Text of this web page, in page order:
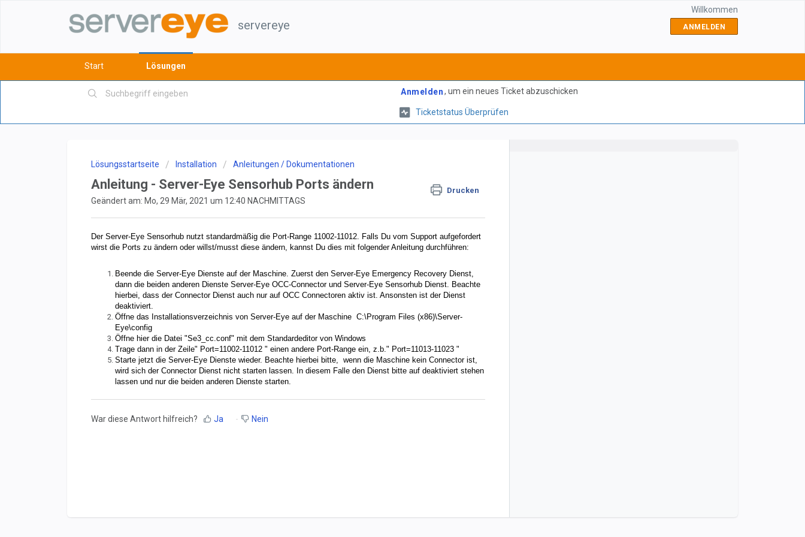
servereye
Willkommen
ANMELDEN
Start Lösungen
Anmelden, um ein neues Ticket abzuschicken
Ticketstatus Überprüfen
Lösungsstartseite Installation Anleitungen / Dokumentationen
Anleitung - Server-Eye Sensorhub Ports ändern Drucken
Geändert am: Mo, 29 Mär, 2021 um 12:40 NACHMITTAGS
Der Server-Eye Sensorhub nutzt standardmäßig die Port-Range 11002-11012. Falls Du vom Support aufgefordert
wirst die Ports zu ändern oder willst/musst diese ändern, kannst Du dies mit folgender Anleitung durchführen:
Beende die Server-Eye Dienste auf der Maschine. Zuerst den Server-Eye Emergency Recovery Dienst,
dann die beiden anderen Dienste Server-Eye OCC-Connector und Server-Eye Sensorhub Dienst. Beachte
hierbei, dass der Connector Dienst auch nur auf OCC Connectoren aktiv ist. Ansonsten ist der Dienst
deaktiviert.
Öffne das Installationsverzeichnis von Server-Eye auf der Maschine C:\Program Files (x86)\Server-
Eye\config
Öffne hier die Datei "Se3_cc.conf" mit dem Standardeditor von Windows
Trage dann in der Zeile" Port=11002-11012 " einen andere Port-Range ein, z.b." Port=11013-11023 "
Starte jetzt die Server-Eye Dienste wieder. Beachte hierbei bitte, wenn die Maschine kein Connector ist,
wird sich der Connector Dienst nicht starten lassen. In diesem Falle den Dienst bitte auf deaktiviert stehen
lassen und nur die beiden anderen Dienste starten.
War diese Antwort hilfreich? Ja Nein